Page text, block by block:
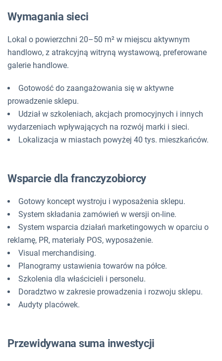
Wymagania sieci
Lokal o powierzchni 20–50 m² w miejscu aktywnym
handlowo, z atrakcyjną witryną wystawową, preferowane
galerie handlowe.
Gotowość do zaangażowania się w aktywne
prowadzenie sklepu.
Udział w szkoleniach, akcjach promocyjnych i innych
wydarzeniach wpływających na rozwój marki i sieci.
Lokalizacja w miastach powyżej 40 tys. mieszkańców.
Wsparcie dla franczyzobiorcy
Gotowy koncept wystroju i wyposażenia sklepu.
System składania zamówień w wersji on-line.
System wsparcia działań marketingowych w oparciu o
reklamę, PR, materiały POS, wyposażenie.
Visual merchandising.
Planogramy ustawienia towarów na półce.
Szkolenia dla właścicieli i personelu.
Doradztwo w zakresie prowadzenia i rozwoju sklepu.
Audyty placówek.
Przewidywana suma inwestycji